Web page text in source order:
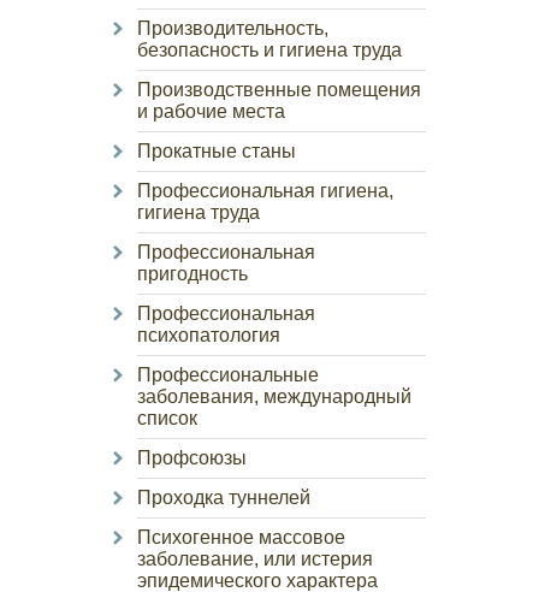
Производительность,
безопасность и гигиена труда
Производственные помещения
и рабочие места
Прокатные станы
Профессиональная гигиена,
гигиена труда
Профессиональная
пригодность
Профессиональная
психопатология
Профессиональные
заболевания, международный
список
Профсоюзы
Проходка туннелей
Психогенное массовое
заболевание, или истерия
эпидемического характера